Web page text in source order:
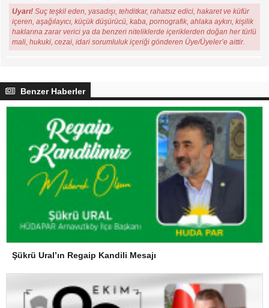
Uyarı! Suç teşkil eden, yasadışı, tehditkar, rahatsız edici, hakaret ve küfür
içeren, aşağılayıcı, küçük düşürücü, kaba, pornografik, ahlaka aykırı, kişilik
haklarına zarar verici ya da benzeri niteliklerde içeriklerden doğan her türlü
mali, hukuki, cezai, idari sorumluluk içeriği gönderen Üye/Üyeler’e aittir.
Benzer Haberler
Şükrü Ural’ın Regaip Kandili Mesajı